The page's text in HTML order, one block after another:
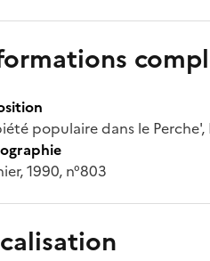
populaire dans le
1990, n°803